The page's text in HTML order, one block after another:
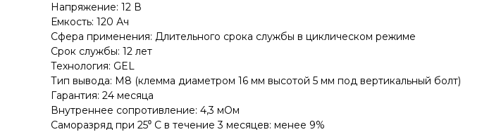
Напряжение: 12 В
Емкость: 120 Ач
Сфера применения: Длительного срока службы в циклическом режиме
Срок службы: 12 лет
Технология: GEL
Тип вывода: M8 (клемма диаметром 16 мм высотой 5 мм под вертикальный болт)
Гарантия: 24 месяца
Внутреннее сопротивление: 4,3 мОм
Саморазряд при 25⁰ С в течение 3 месяцев: менее 9%